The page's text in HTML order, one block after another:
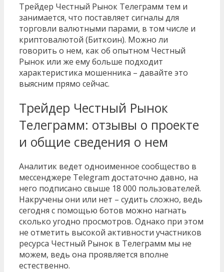
Трейдер Честный Рынок Телеграмм тем и
занимается, что поставляет сигналы для
торговли валютными парами, в том числе и
криптовалютой (Биткоин). Можно ли
говорить о нем, как об опытном Честный
Рынок или же ему больше подходит
характеристика мошенника – давайте это
выясним прямо сейчас.
Трейдер Честный Рынок
Телеграмм: отзывы о проекте
и общие сведения о нем
Аналитик ведет одноименное сообщество в
мессенджере Telegram достаточно давно, на
него подписано свыше 18 000 пользователей.
Накручены они или нет – судить сложно, ведь
сегодня с помощью ботов можно нагнать
сколько угодно просмотров. Однако при этом
не отметить высокой активности участников
ресурса Честный Рынок в Телеграмм мы не
можем, ведь она проявляется вполне
естественно.